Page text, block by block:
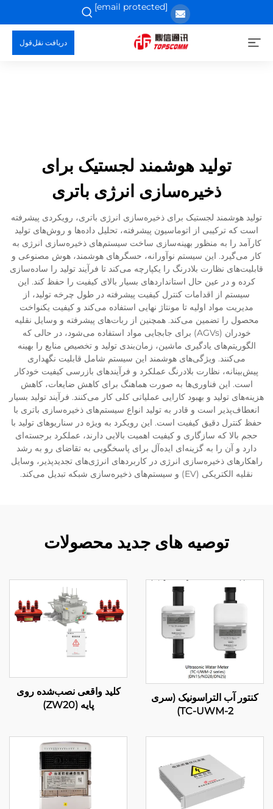
[email protected]
دریافت نقل‌قول
تولید هوشمند لجستیک برای
ذخیره‌سازی انرژی باتری
تولید هوشمند لجستیک برای ذخیره‌سازی انرژی باتری، رویکردی پیشرفته
است که ترکیبی از اتوماسیون پیشرفته، تحلیل داده‌ها و روش‌های تولید
کارآمد را به منظور بهینه‌سازی ساخت سیستم‌های ذخیره‌سازی انرژی به
کار می‌گیرد. این سیستم نوآورانه، حسگرهای هوشمند، هوش مصنوعی و
قابلیت‌های نظارت بلادرنگ را یکپارچه می‌کند تا فرآیند تولید را ساده‌سازی
کرده و در عین حال استانداردهای بسیار بالای کیفیت را حفظ کند. این
سیستم از اقدامات کنترل کیفیت پیشرفته در طول چرخه تولید، از
مدیریت مواد اولیه تا مونتاژ نهایی استفاده می‌کند و کیفیت یکنواخت
محصول را تضمین می‌کند. همچنین از ربات‌های پیشرفته و وسایل نقلیه
خودران (AGVs) برای جابجایی مواد استفاده می‌شود، در حالی که
الگوریتم‌های یادگیری ماشین، زمان‌بندی تولید و تخصیص منابع را بهینه
می‌کنند. ویژگی‌های هوشمند این سیستم شامل قابلیت نگهداری
پیش‌بینانه، نظارت بلادرنگ عملکرد و فرآیندهای بازرسی کیفیت خودکار
است. این فناوری‌ها به صورت هماهنگ برای کاهش ضایعات، کاهش
هزینه‌های تولید و بهبود کارایی عملیاتی کلی کار می‌کنند. فرآیند تولید بسیار
انعطاف‌پذیر است و قادر به تولید انواع سیستم‌های ذخیره‌سازی باتری با
حفظ کنترل دقیق کیفیت است. این رویکرد به ویژه در سناریوهای تولید با
حجم بالا که سازگاری و کیفیت اهمیت بالایی دارند، عملکرد برجسته‌ای
دارد و آن را به گزینه‌ای ایده‌آل برای پاسخگویی به تقاضای رو به رشد
راهکارهای ذخیره‌سازی انرژی در کاربردهای انرژی‌های تجدیدپذیر، وسایل
نقلیه الکتریکی (EV) و سیستم‌های ذخیره‌سازی شبکه تبدیل می‌کند.
توصیه های جدید محصولات
کنتور آب التراسونیک (سری
TC-UWM-2)
کلید واقعی نصب‌شده روی
پایه (ZW20)